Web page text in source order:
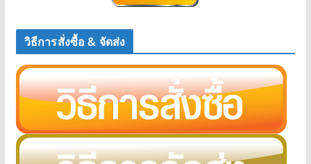
วิธีการสั่งซื้อ & จัดส่ง